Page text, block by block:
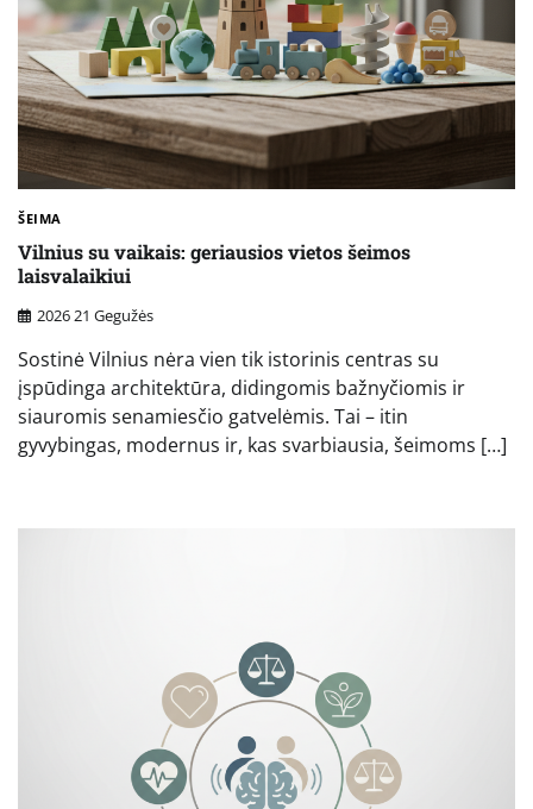
ŠEIMA
Vilnius su vaikais: geriausios vietos šeimos
laisvalaikiui
2026 21 Gegužės
Sostinė Vilnius nėra vien tik istorinis centras su
įspūdinga architektūra, didingomis bažnyčiomis ir
siauromis senamiesčio gatvelėmis. Tai – itin
gyvybingas, modernus ir, kas svarbiausia, šeimoms […]